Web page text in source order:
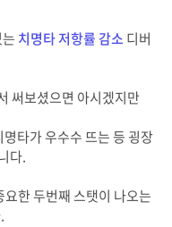
치명타 저항률 감소 디버
써보셨으면 아시겠지만
타가 우수수 뜨는 등 굉장
다.
한 두번째 스탯이 나오는